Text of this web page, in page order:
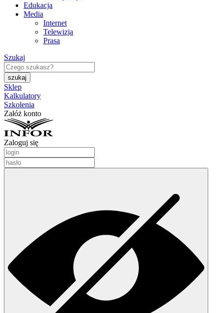
Edukacja
Media
Internet
Telewizja
Prasa
Szukaj
Sklep
Kalkulatory
Szkolenia
Załóż konto
Zaloguj się